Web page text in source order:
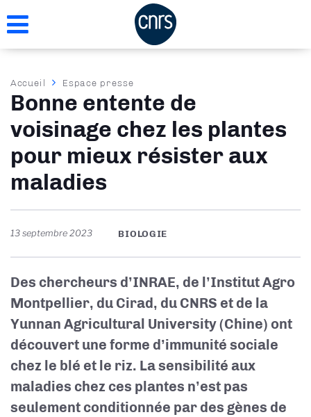
au
Fil
d'Ariane
Accueil Espace presse
Bonne entente de
voisinage chez les plantes
pour mieux résister aux
maladies
13 septembre 2023 BIOLOGIE
Des chercheurs d’INRAE, de l’Institut Agro
Montpellier, du Cirad, du CNRS et de la
Yunnan Agricultural University (Chine) ont
découvert une forme d’immunité sociale
chez le blé et le riz. La sensibilité aux
maladies chez ces plantes n’est pas
seulement conditionnée par des gènes de